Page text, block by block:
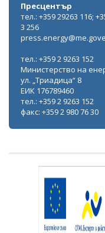
Пресцентър
тел.: +359 29263 116;
3 256
тел.: +359 2 9263 152
Министерство на
ул. „Триадица“ 8
ЕИК 176789460
тел.: +359 2 9263 152
факс: +359 2 980 76 30